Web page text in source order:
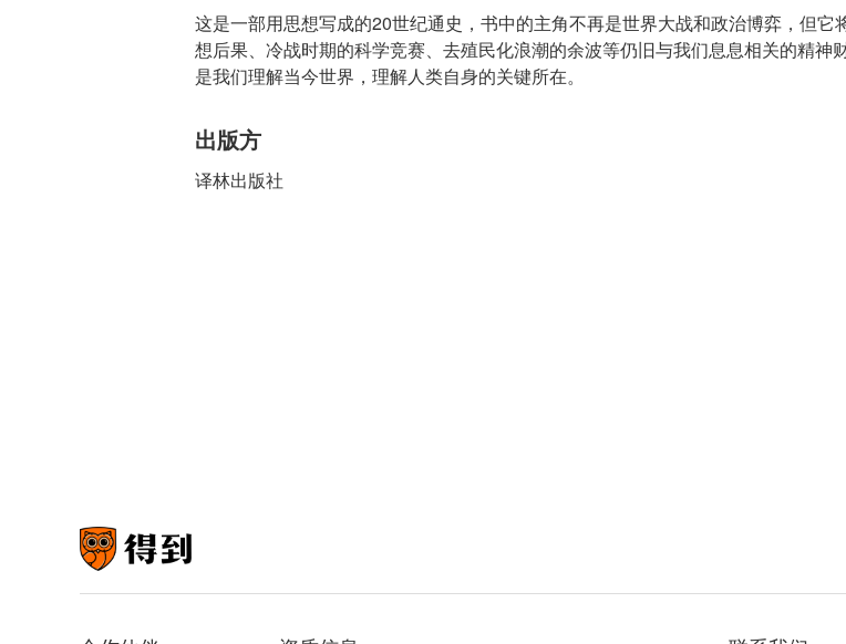
这是一部用思想写成的20世纪通史，书中的主角不再是世界大战和政治博弈，但它
想后果、冷战时期的科学竞赛、去殖民化浪潮的余波等仍旧与我们息息相关的精神
是我们理解当今世界，理解人类自身的关键所在。
出版方
译林出版社